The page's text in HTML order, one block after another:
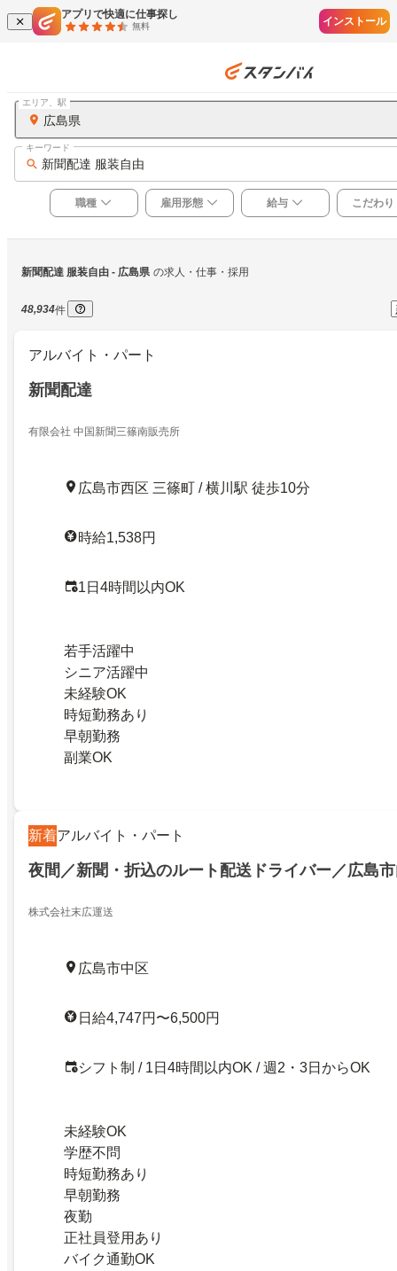
アプリで快適に仕事探し
無料 インストール
広島県
エリア、駅
新聞配達 服装自由
キーワード
職種 雇用形態 給与 こだわり
新聞配達 服装自由 - 広島県 の求人・仕事・採用
48,934件
アルバイト・パート
新聞配達
有限会社 中国新聞三篠南販売所
広島市西区 三篠町 / 横川駅 徒歩10分
時給1,538円
1日4時間以内OK
若手活躍中
シニア活躍中
未経験OK
時短勤務あり
早朝勤務
副業OK
新着アルバイト・パート
夜間／新聞・折込のルート配送ドライバー／広島
株式会社末広運送
広島市中区
日給4,747円〜6,500円
シフト制 / 1日4時間以内OK / 週2・3日からOK
未経験OK
学歴不問
時短勤務あり
早朝勤務
夜勤
正社員登用あり
バイク通勤OK